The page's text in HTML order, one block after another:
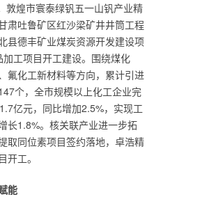
敦煌市寰泰绿钒五一山钒产业精
肃吐鲁矿区红沙梁矿井井筒工程
县德丰矿业煤炭资源开发建设项
加工项目开工建设。围绕煤化
氟化工新材料等方向，累计引进
个，全市规模以上化工企业完
亿元，同比增加2.5%，实现工
长1.8%。核关联产业进一步拓
取同位素项目签约落地，卓浩精
开工。
能